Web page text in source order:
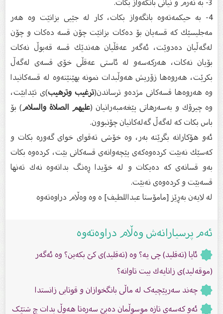
4- بە حیكمەتەوە بانگەواز بكات، كار لە جێیى بزانێت وە هەر
مەجلیسێك كە قسەیان بۆ دەكات بزانێت چۆن قسە دەكات و چۆن
لەگەڵیان دەدوێت، ئەگەر عەقڵیان هەندێك قسە قەبوڵ نەكات
بۆیان نەكات، هەركەسەو لە ئاستى عەقڵى خۆى قسەى لەگەڵ
بكرێت، هەروەها زۆریش هەوڵبدات نمونە بهێنێتەوە لە قسەكانیدا
وە هەروەها قسەكانى مژدەو ترساندن(ترغیب وترهیب)ى تێدابێت،
وە چیرۆك و بەسەرهاتى پێغەمبەرانیان (علیهم الصلاة‌ والسلام) بۆ
باس بكات كە لەگەڵ گەلەكانیان چۆنبوون.
ئەو هۆكارانە بگرێتە بەر، وە خۆشى تەقواى خواى گەورە بكات و
كەسێك نەبێت كردەوەكەى پێچەوانەى قسەكانى بێت، كردەوە بكات
بەو قسانەى كە دەیكات و لە خۆیدا ڕەنگ بداتەوە نەك تەنها
قسەبێت و كردەوەى نەبێت.
لە لایەن بەڕێز [مامۆستا عبداللطيف] ە وە وەڵام دراوەتەوە
ئەم پرسیارانەش وەڵام دراوەتەوە
ئایا (تەقلید) چى یە؟ وە (تەقلید)ى كێ بكەین؟ وە ئەگەر
(موقەلید)ى زانایەك بیت تاوانە؟
چەند سەرپێچیەک لە ماڵی بانگخوازان و قوتابی زانستدا
ئەو کەسەی تازە موسوڵمان دەبێ سەرەتا هەوڵ بدات چ شتێک